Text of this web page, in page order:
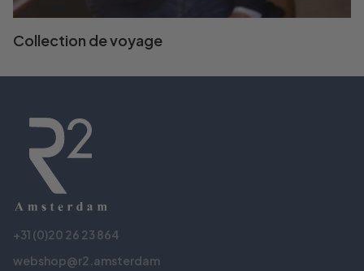
Collection de voyage
+31 (0)20 26 23 864
webshop@r2.amsterdam